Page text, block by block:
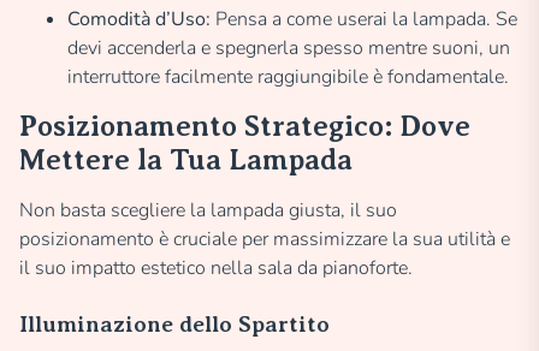
Comodità d’Uso: Pensa a come userai la lampada. Se
devi accenderla e spegnerla spesso mentre suoni, un
interruttore facilmente raggiungibile è fondamentale.
Posizionamento Strategico: Dove
Mettere la Tua Lampada
Non basta scegliere la lampada giusta, il suo
posizionamento è cruciale per massimizzare la sua utilità e
il suo impatto estetico nella sala da pianoforte.
Illuminazione dello Spartito